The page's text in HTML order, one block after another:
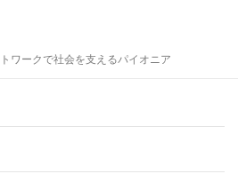
ワークで社会を支えるパイオニア